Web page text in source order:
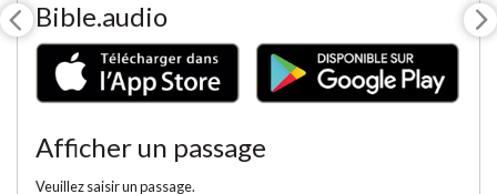
Bible.audio
Afficher un passage
Veuillez saisir un passage.